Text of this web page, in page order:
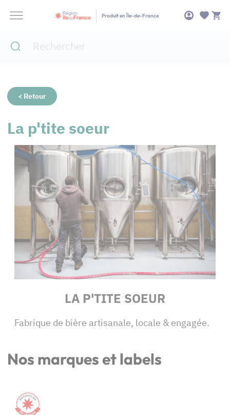
Produit en Île-de-France
< Retour
La p'tite soeur
LA P'TITE SOEUR
Fabrique de bière artisanale, locale & engagée.
Nos marques et labels